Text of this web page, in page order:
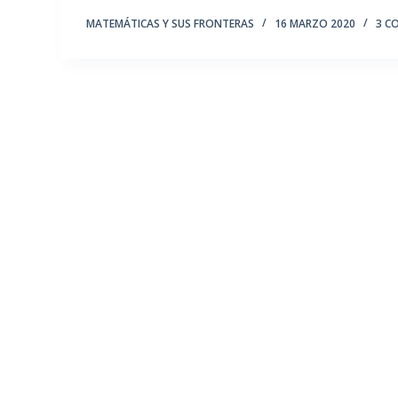
MATEMÁTICAS Y SUS FRONTERAS 16 MARZO 2020 3